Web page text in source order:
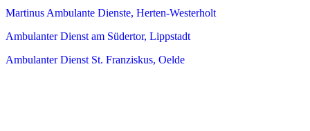
Martinus Ambulante Dienste, Herten-Westerholt
Ambulanter Dienst am Südertor, Lippstadt
Ambulanter Dienst St. Franziskus, Oelde